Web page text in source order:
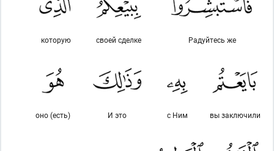
Радуйтесь же
своей сделке
которую
вы заключили
с Ним
И это
оно (есть)